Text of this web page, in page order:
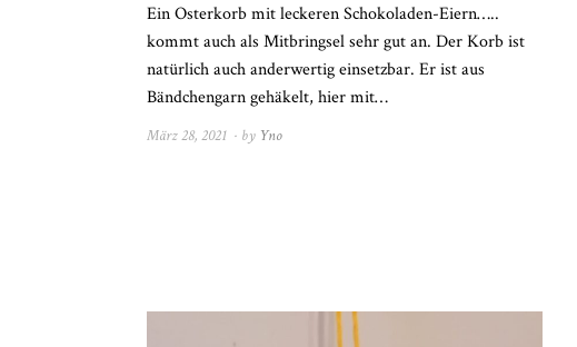
Ein Osterkorb mit leckeren Schokoladen-Eiern…..
kommt auch als Mitbringsel sehr gut an. Der Korb ist
natürlich auch anderwertig einsetzbar. Er ist aus
Bändchengarn gehäkelt, hier mit…
März 28, 2021 April
by Yno